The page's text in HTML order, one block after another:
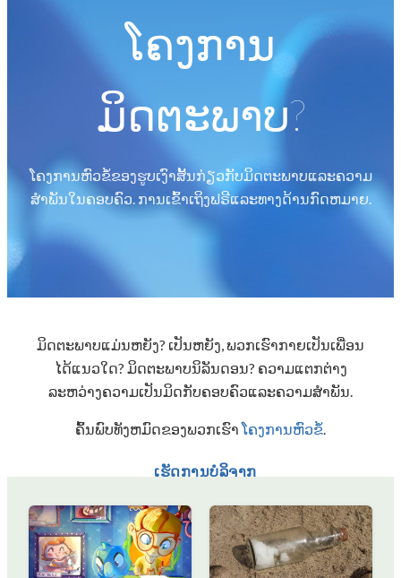
ເຮັດການບໍລິຈາກ
ໂຄງການ
ມິດຕະພາບ?
ໂຄງການຫົວຂໍ້ຂອງຮູບເງົາສັ້ນກ່ຽວກັບມິດຕະພາບແລະຄວາມ
ສໍາພັນໃນຄອບຄົວ. ການ​ເຂົ້າ​ເຖິງ​ຟຣີ​ແລະ​ທາງ​ດ້ານ​ກົດ​ຫມາຍ​.
ມິດຕະພາບແມ່ນຫຍັງ? ເປັນຫຍັງ, ພວກເຮົາກາຍເປັນເພື່ອນ
ໄດ້ແນວໃດ? ມິດຕະພາບນິລັນດອນ? ຄວາມແຕກຕ່າງ
ລະຫວ່າງຄວາມເປັນມິດກັບຄອບຄົວແລະຄວາມສໍາພັນ.
ຄົ້ນພົບທັງຫມົດຂອງພວກເຮົາ ໂຄງການຫົວຂໍ້.